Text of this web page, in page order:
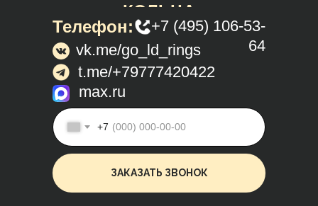
КОЛЬЦА
Телефон:
+7 (495) 106-53-
64
vk.me/go_ld_rings
t.me/+79777420422
max.ru
+7
ЗАКАЗАТЬ ЗВОНОК